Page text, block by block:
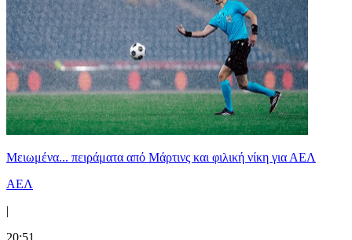
Μειωμένα... πειράματα από Μάρτινς και φιλική νίκη για ΑΕΛ
ΑΕΛ
|
20:51